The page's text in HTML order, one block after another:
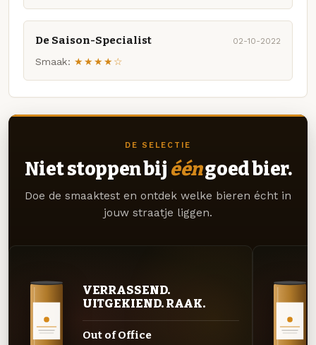
De Saison-Specialist 02-10-2022
Smaak: ★★★★☆
DE SELECTIE
Niet stoppen bij ééngoed bier.
Doe de smaaktest en ontdek welke bieren écht in
jouw straatje liggen.
VERRASSEND.
UITGEKIEND. RAAK.
Out of Office